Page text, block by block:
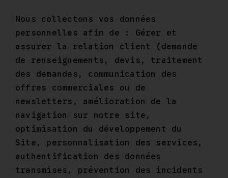
Nous collectons vos données
personnelles afin de : Gérer et
assurer la relation client (demande
de renseignements, devis, traitement
des demandes, communication des
offres commerciales ou de
newsletters, amélioration de la
navigation sur notre site,
optimisation du développement du
Site, personnalisation des services,
authentification des données
transmises, prévention des incidents